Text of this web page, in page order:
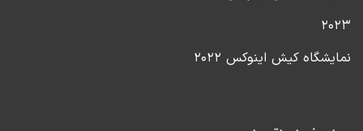
۲۰۲۳
نمایشگاه کیش اینوکس ۲۰۲۲